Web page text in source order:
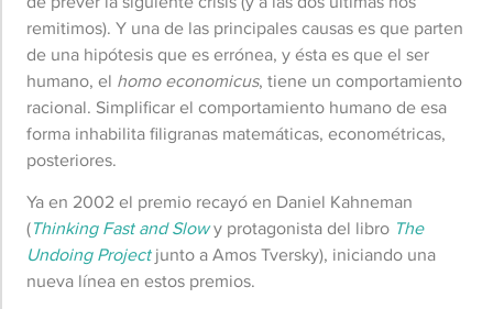
remitimos). Y una de las principales causas es que parten
de una hipótesis que es errónea, y ésta es que el ser
humano, el homo economicus, tiene un comportamiento
racional. Simplificar el comportamiento humano de esa
forma inhabilita filigranas matemáticas, econométricas,
posteriores.
Ya en 2002 el premio recayó en Daniel Kahneman
(Thinking Fast and Slowy protagonista del libro The
Undoing Projectjunto a Amos Tversky), iniciando una
nueva línea en estos premios.